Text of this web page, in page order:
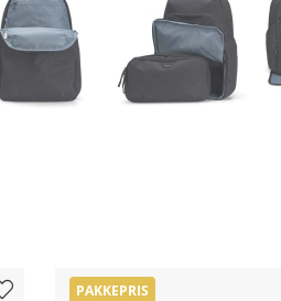
PAKKEPRIS